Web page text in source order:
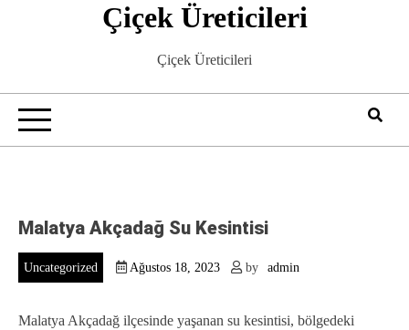
Çiçek Üreticileri
Çiçek Üreticileri
Malatya Akçadağ Su Kesintisi
Uncategorized Ağustos 18, 2023 by admin
Malatya Akçadağ ilçesinde yaşanan su kesintisi, bölgedeki